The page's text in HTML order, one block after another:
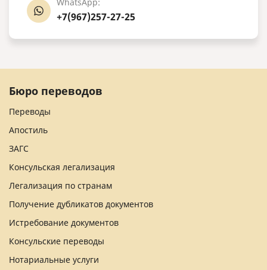
+7(967)257-27-25
Бюро переводов
Переводы
Апостиль
ЗАГС
Консульская легализация
Легализация по странам
Получение дубликатов документов
Истребование документов
Консульские переводы
Нотариальные услуги